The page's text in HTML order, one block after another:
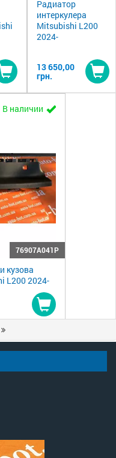
Купить
Радиатор
интеркулера
Mitsubishi L200
2024-
13 650,00
грн.
В наличии
76907A041P
кузова
L200 2024-
Купить